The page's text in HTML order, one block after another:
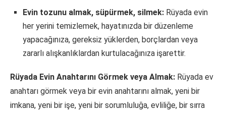
Evin tozunu almak, süpürmek, silmek: Rüyada evin
her yerini temizlemek, hayatınızda bir düzenleme
yapacağınıza, gereksiz yüklerden, borçlardan veya
zararlı alışkanlıklardan kurtulacağınıza işarettir.
Rüyada Evin Anahtarını Görmek veya Almak: Rüyada ev
anahtarı görmek veya bir evin anahtarını almak, yeni bir
imkana, yeni bir işe, yeni bir sorumluluğa, evliliğe, bir sırra